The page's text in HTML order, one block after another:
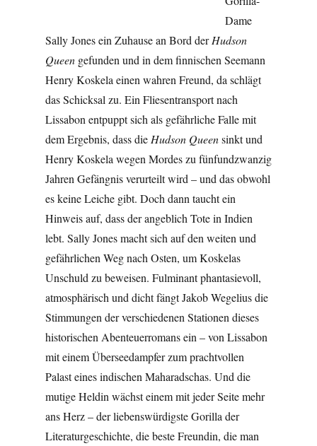
Dame
Sally Jones ein Zuhause an Bord derHudson
Queengefunden und in dem finnischen Seemann
Henry Koskela einen wahren Freund, da schlägt
das Schicksal zu. Ein Fliesentransport nach
Lissabon entpuppt sich als gefährliche Falle mit
dem Ergebnis, dass die Hudson Queensinkt und
Henry Koskela wegen Mordes zu fünfundzwanzig
Jahren Gefängnis verurteilt wird – und das obwohl
es keine Leiche gibt. Doch dann taucht ein
Hinweis auf, dass der angeblich Tote in Indien
lebt. Sally Jones macht sich auf den weiten und
gefährlichen Weg nach Osten, um Koskelas
Unschuld zu beweisen. Fulminant phantasievoll,
atmosphärisch und dicht fängt Jakob Wegelius die
Stimmungen der verschiedenen Stationen dieses
historischen Abenteuerromans ein – von Lissabon
mit einem Überseedampfer zum prachtvollen
Palast eines indischen Maharadschas. Und die
mutige Heldin wächst einem mit jeder Seite mehr
ans Herz – der liebenswürdigste Gorilla der
Literaturgeschichte, die beste Freundin, die man